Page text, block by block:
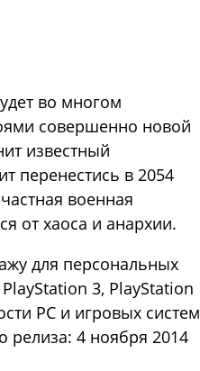
во многом
совершенно новой
известный
перенестись в 2054
военная
от хаоса и анархии.
для персональных
3, PlayStation
PC и игровых систем
релиза: 4 ноября 2014